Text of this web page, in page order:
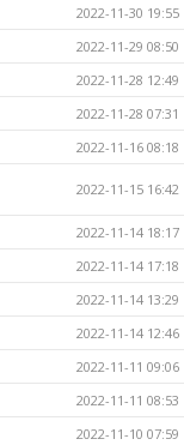
2022-11-30 19:55
2022-11-29 08:50
2022-11-28 12:49
2022-11-28 07:31
2022-11-16 08:18
2022-11-15 16:42
2022-11-14 18:17
2022-11-14 17:18
2022-11-14 13:29
2022-11-14 12:46
2022-11-11 09:06
2022-11-11 08:53
2022-11-10 07:59